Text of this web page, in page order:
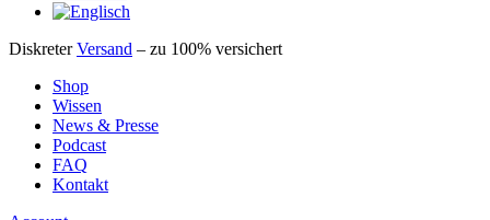
DiskreterVersand – zu 100% versichert
Shop
Wissen
News & Presse
Podcast
FAQ
Kontakt